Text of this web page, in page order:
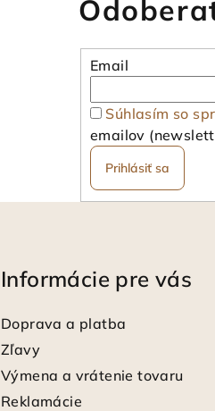
Email
Súhlasím so
emailov
Prihlásiť sa
Informácie pre vás
Doprava a platba
Zľavy
Výmena a vrátenie tovaru
Reklamácie